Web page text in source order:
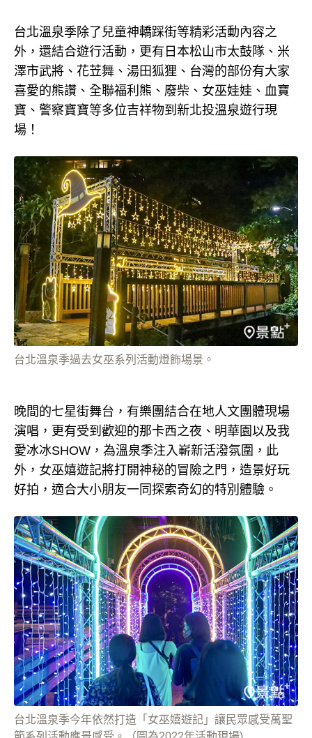
台北溫泉季除了兒童神轎踩街等精彩活動內容之
外，還結合遊行活動，更有日本松山市太鼓隊、米
澤市武將、花苙舞、湯田狐狸、台灣的部份有大家
喜愛的熊讚、全聯福利熊、廢柴、女巫娃娃、血寶
寶、警察寶寶等多位吉祥物到新北投溫泉遊行現
場！
台北溫泉季過去女巫系列活動燈飾場景。
晚間的七星街舞台，有樂團結合在地人文團體現場
演唱，更有受到歡迎的那卡西之夜、明華園以及我
愛冰冰SHOW，為溫泉季注入嶄新活潑氛圍，此
外，女巫嬉遊記將打開神秘的冒險之門，造景好玩
好拍，適合大小朋友一同探索奇幻的特別體驗。
台北溫泉季今年依然打造「女巫嬉遊記」讓民眾感受萬聖